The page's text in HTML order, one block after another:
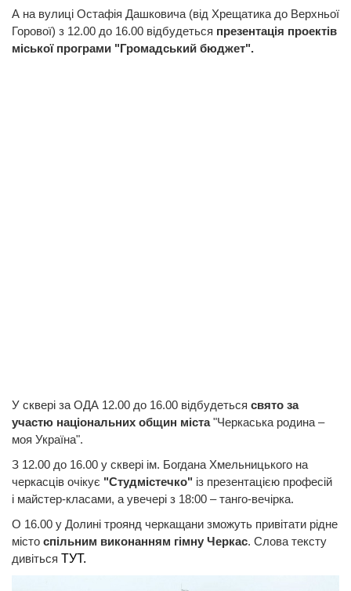
А на вулиці Остафія Дашковича (від Хрещатика до Верхньої
Горової) з 12.00 до 16.00 відбудеться презентація проектів
міської програми "Громадський бюджет".
У сквері за ОДА 12.00 до 16.00 відбудеться свято за
участю національних общин міста"Черкаська родина –
моя Україна".
З 12.00 до 16.00 у сквері ім. Богдана Хмельницького на
черкасців очікує "Студмістечко" із презентацією професій
і майстер-класами, а увечері з 18:00 – танго-вечірка.
О 16.00 у Долині троянд черкащани зможуть привітати рідне
місто спільним виконанням гімну Черкас. Слова тексту
дивіться ТУТ.